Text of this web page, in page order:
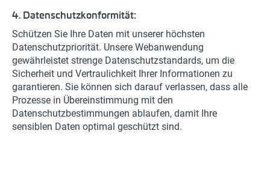
4. Datenschutzkonformität:
Schützen Sie Ihre Daten mit unserer höchsten
Datenschutzpriorität. Unsere Webanwendung
gewährleistet strenge Datenschutzstandards, um die
Sicherheit und Vertraulichkeit Ihrer Informationen zu
garantieren. Sie können sich darauf verlassen, dass alle
Prozesse in Übereinstimmung mit den
Datenschutzbestimmungen ablaufen, damit Ihre
sensiblen Daten optimal geschützt sind.